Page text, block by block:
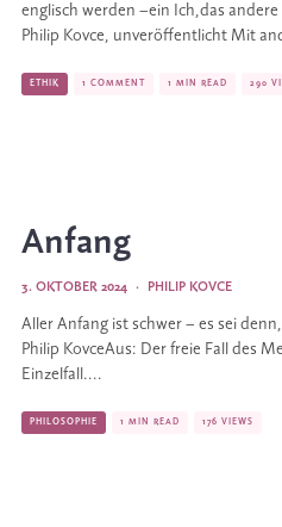
englisch werden –ein Ich,das
Philip Kovce, unveröffentlicht Mit
ETHIK 1 COMMENT 1 MIN READ 290
Anfang
PHILIP KOVCE
·
3. OKTOBER 2024
Aller Anfang ist schwer – es sei
Philip KovceAus: Der freie Fall des
Einzelfall....
PHILOSOPHIE 1 MIN READ 176 VIEWS